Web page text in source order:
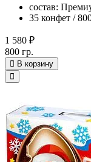
состав:
35 конфет /
1 580 ₽
800 гр.
В корзину